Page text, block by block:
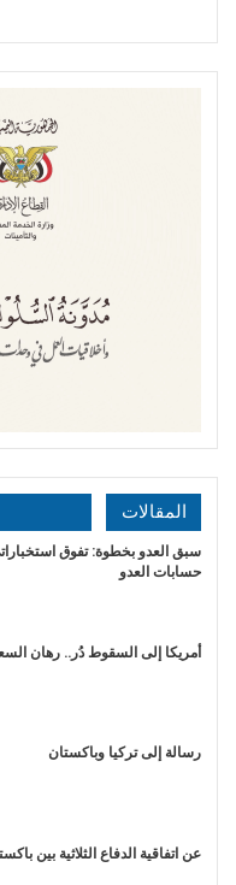
المقالات
سبق العدو بخطوة: تفوق
حسابات العدو
أمريكا إلى السقوط دُر.. رهان
رسالة إلى تركيا وباكستان
عن اتفاقية الدفاع الثلاثية بين